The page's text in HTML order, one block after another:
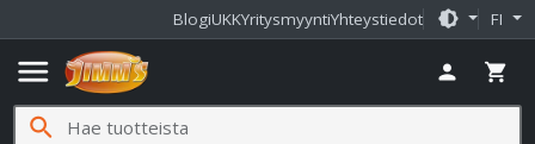
BlogiUKKYritysmyyntiYhteystiedot brightness_medium FI
menu person shopping_cart
search